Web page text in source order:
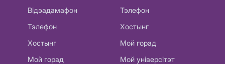
Відэадамафон
Тэлефон
Хостынг
Мой горад
Тэлефон
Хостынг
Мой горад
Мой універсітэт